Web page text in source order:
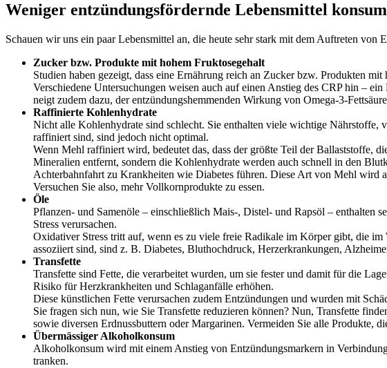
Weniger entzündungsfördernde Lebensmittel
Schauen wir uns ein paar Lebensmittel an, die heute sehr stark mit dem Auftreten
Zucker bzw. Produkte mit hohem Fruktosegehalt
Studien haben gezeigt, dass eine Ernährung reich an Zucker bzw. Produkten
Verschiedene Untersuchungen weisen auch auf einen Anstieg des CRP hin –
neigt zudem dazu, der entzündungshemmenden Wirkung von Omega-3-
Raffinierte Kohlenhydrate
Nicht alle Kohlenhydrate sind schlecht. Sie enthalten viele wichtige
raffiniert sind, sind jedoch nicht optimal.
Wenn Mehl raffiniert wird, bedeutet das, dass der größte Teil der Ballaststoffe,
Mineralien entfernt, sondern die Kohlenhydrate werden auch schnell in den
Achterbahnfahrt zu Krankheiten wie Diabetes führen. Diese Art von Mehl wird
Versuchen Sie also, mehr Vollkornprodukte zu essen.
Öle
Pflanzen- und Samenöle – einschließlich Mais-, Distel- und Rapsöl – enthalten
Stress verursachen.
Oxidativer Stress tritt auf, wenn es zu viele freie Radikale im Körper gibt, die
assoziiert sind, sind z. B. Diabetes, Bluthochdruck, Herzerkrankungen,
Transfette
Transfette sind Fette, die verarbeitet wurden, um sie fester und damit für die
Risiko für Herzkrankheiten und Schlaganfälle erhöhen.
Diese künstlichen Fette verursachen zudem Entzündungen und wurden mit
Sie fragen sich nun, wie Sie Transfette reduzieren können? Nun, Transfette
sowie diversen Erdnussbuttern oder Margarinen. Vermeiden Sie alle Produkte,
Übermässiger Alkoholkonsum
Alkoholkonsum wird mit einem Anstieg von Entzündungsmarkern in
tranken.